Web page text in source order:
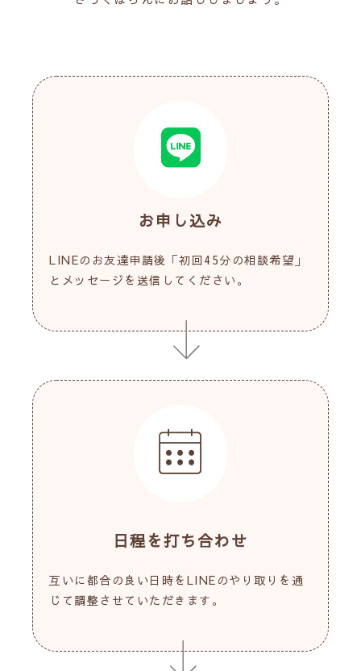
お申し込み
LINEのお友達申請後「初回45分の相談希望」
とメッセージを送信してください。
日程を打ち合わせ
互いに都合の良い日時をLINEのやり取りを通
じて調整させていただきます。